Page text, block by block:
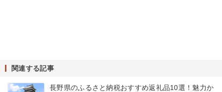
関連する記事
長野県のふるさと納税おすすめ返礼品10選！魅力か